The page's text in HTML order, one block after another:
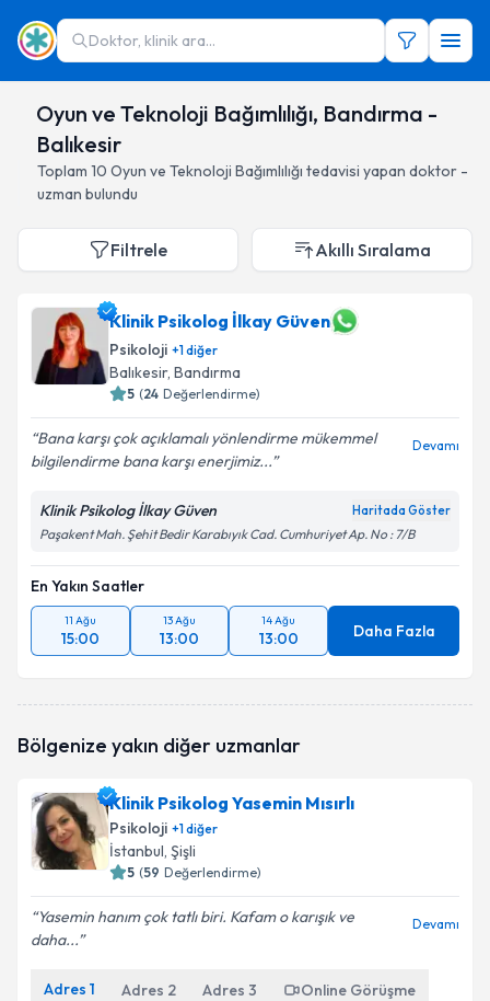
Doktor, klinik ara...
Oyun ve Teknoloji Bağımlılığı, Bandırma -
Balıkesir
Toplam 10 Oyun ve Teknoloji Bağımlılığı tedavisi yapan doktor -
uzman bulundu
Filtrele Akıllı Sıralama
Klinik Psikolog İlkay Güven
Psikoloji +1diğer
Balıkesir, Bandırma
5 (24 Değerlendirme)
Bana karşı çok açıklamalı yönlendirme mükemmel
bilgilendirme bana karşı enerjimiz...
Devamı
Klinik Psikolog İlkay Güven Haritada Göster
Paşakent Mah. Şehit Bedir Karabıyık Cad. Cumhuriyet Ap. No : 7/B
En Yakın Saatler
11 Ağu
15:00
13 Ağu
13:00
14 Ağu
13:00 Daha Fazla
Bölgenize yakın diğer uzmanlar
Klinik Psikolog Yasemin Mısırlı
Psikoloji +1diğer
İstanbul, Şişli
5 (59 Değerlendirme)
Yasemin hanım çok tatlı biri. Kafam o karışık ve
daha...
Devamı
Adres 1 Adres 2 Adres 3 Online Görüşme